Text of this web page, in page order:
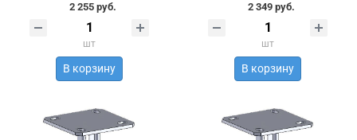
2 255 руб.
шт
В корзину
2 349 руб.
шт
В корзину